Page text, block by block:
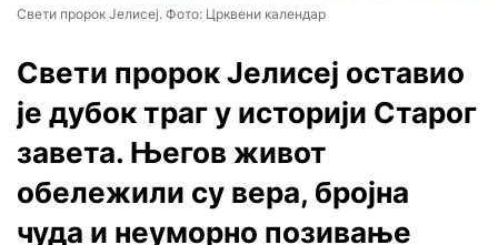
Свети пророк Јелисеј. Фото: Црквени календар
Свети пророк Јелисеј оставио
је дубок траг у историји Старог
завета. Његов живот
обележили су вера, бројна
чуда и неуморно позивање